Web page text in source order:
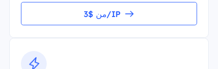
من $3/IP